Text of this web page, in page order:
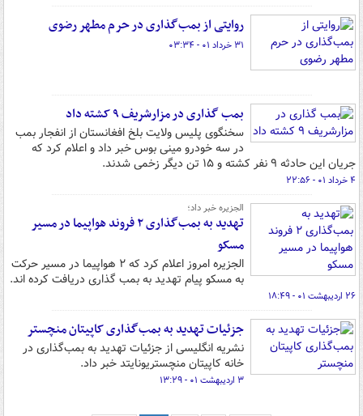
روایتی از بمب‌گذاری در حرم مطهر رضوی‌
۳۱ خرداد ۰۱ - ۰۳:۳۴
بمب گذاری در مزارشریف ۹ کشته داد
سخنگوی پلیس ولایت بلخ افغانستان از انفجار بمب
در سه خودرو مینی بوس خبر داد و اعلام کرد که
جریان این حادثه ۹ نفر کشته و ۱۵ تن دیگر زخمی شدند.
۴ خرداد ۰۱ - ۲۲:۵۶
الجزیره خبر داد؛
تهدید به بمب‌گذاری ۲ فروند هواپیما در مسیر
مسکو
الجزیره امروز اعلام کرد که ۲ هواپیما در مسیر حرکت
به مسکو پیام تهدید به بمب گذاری دریافت کرده اند.
۲۶ اردیبهشت ۰۱ - ۱۸:۴۹
جزئیات تهدید به بمب‌گذاری کاپیتان منچستر
نشریه انگلیسی از جزئیات تهدید به بمب‌گذاری در
خانه کاپیتان منچستریونایتد خبر داد.
۳ اردیبهشت ۰۱ - ۱۳:۲۹